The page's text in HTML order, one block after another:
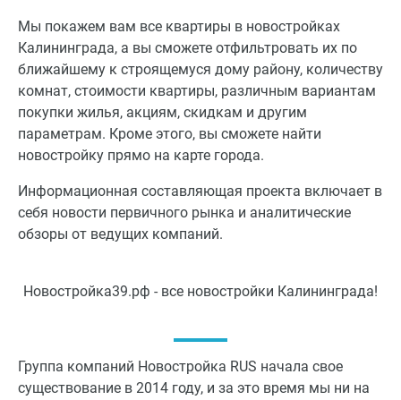
Мы покажем вам все квартиры в новостройках
Калининграда, а вы сможете отфильтровать их по
ближайшему к строящемуся дому району, количеству
комнат, стоимости квартиры, различным вариантам
покупки жилья, акциям, скидкам и другим
параметрам. Кроме этого, вы сможете найти
новостройку прямо на карте города.
Информационная составляющая проекта включает в
себя новости первичного рынка и аналитические
обзоры от ведущих компаний.
Новостройка39.рф - все новостройки Калининграда!
Группа компаний Новостройка RUS начала свое
существование в 2014 году, и за это время мы ни на